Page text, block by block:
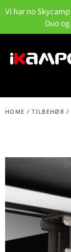
Vi har no
Duo
HOME /TILBEHØR /